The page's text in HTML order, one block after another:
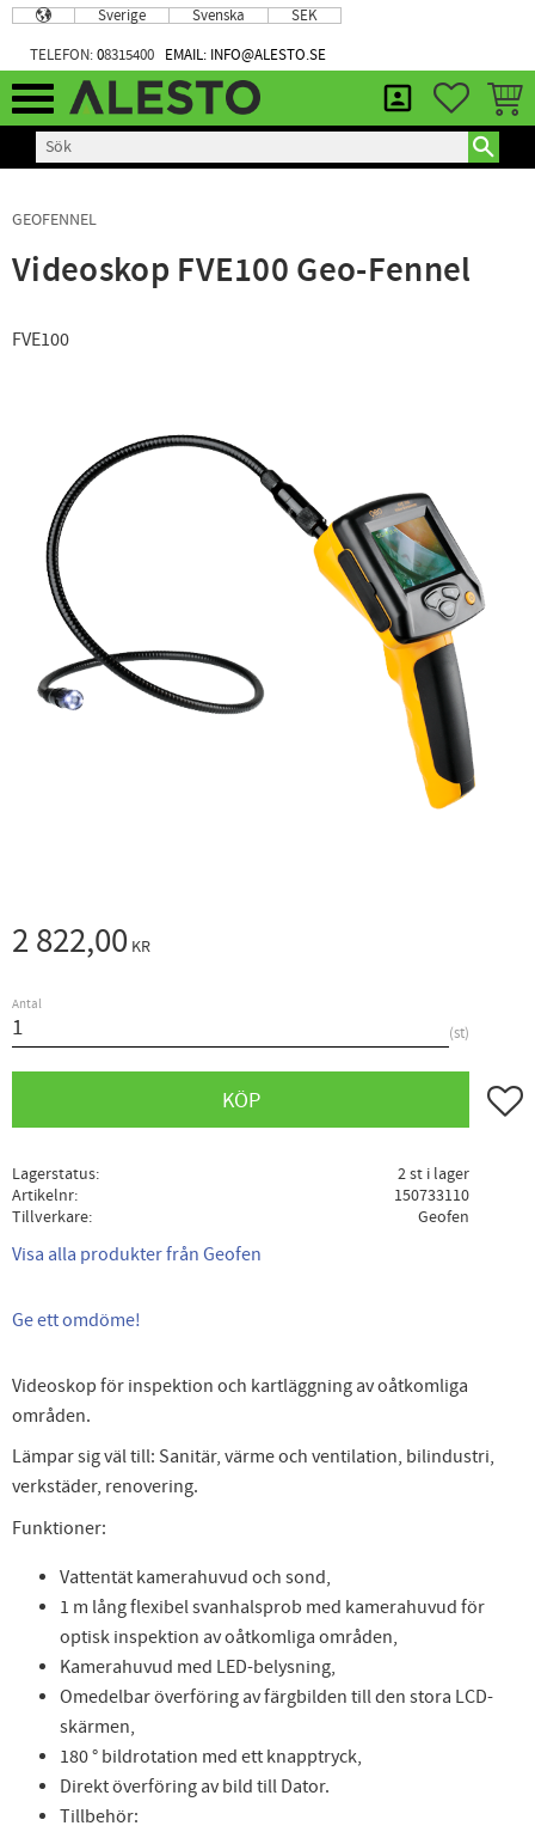
Meny
Sverige Svenska SEK
TELEFON:08315400 EMAIL: INFO@ALESTO.SE
GEOFENNEL
Videoskop FVE100 Geo-Fennel
FVE100
2 822,00 KR
Antal
st
KÖP Lägg
Lagerstatus
2 st i lager
Artikelnr
150733110
Tillverkare
Geofen
Visa alla produkter från Geofen
Ge ett omdöme!
Videoskop för inspektion och kartläggning av oåtkomliga
områden.
Lämpar sig väl till: Sanitär, värme och ventilation, bilindustri,
verkstäder, renovering.
Funktioner:
Vattentät kamerahuvud och sond,
1 m lång flexibel svanhalsprob med kamerahuvud för
optisk inspektion av oåtkomliga områden,
Kamerahuvud med LED-belysning,
Omedelbar överföring av färgbilden till den stora LCD-
skärmen,
180 ° bildrotation med ett knapptryck,
Direkt överföring av bild till Dator.
Tillbehör: